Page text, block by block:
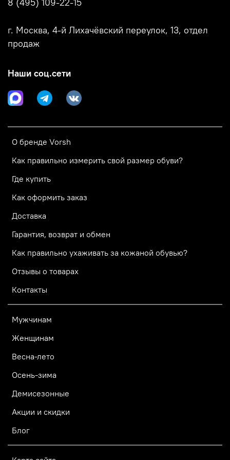
О бренде Vorsh
Как правильно измерить свой размер обуви?
Где купить
Как оформить заказ
Доставка
Гарантия, возврат и обмен
Как правильно ухаживать за кожаной обувью?
Отзывы о товарах
Контакты
Мужчинам
Женщинам
Весна-лето
Осень-зима
Демисезонные
Акции и скидки
Блог
8 (495) 109-22-15
г. Москва, 4-й Лихачёвский переулок, 13, отдел
продаж
Наши соц.сети